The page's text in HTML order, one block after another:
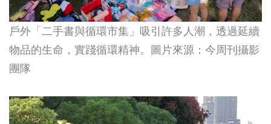
戶外「二手書與循環市集」吸引許多人潮，透過延續
物品的生命，實踐循環精神​。圖片來源：今周刊攝影
團隊